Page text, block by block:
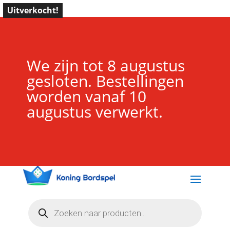
We zijn tot 8 augustus
gesloten. Bestellingen
worden vanaf 10
augustus verwerkt.
zoeken
Uitverkocht!